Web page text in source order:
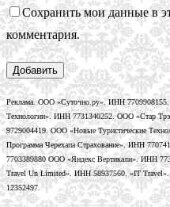
Сохранить мои данные в
комментария.
Реклама. ООО «Суточно.ру». ИНН
Технологии». ИНН 7731340252. ООО «Стар
9729004419. ООО «Новые Туристические
Программа Черехапа Страхование». ИНН
7703389880 ООО «Яндекс Вертикали». ИНН
Travel Un Limited». ИНН 58937560. «IT
12352497.